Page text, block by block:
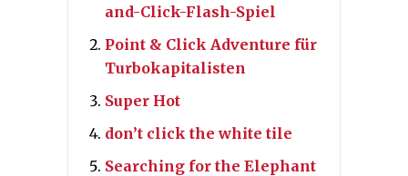
and-Click-Flash-Spiel
Point & Click Adventure für
Turbokapitalisten
Super Hot
don’t click the white tile
Searching for the Elephant